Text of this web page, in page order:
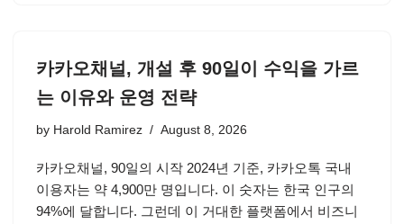
카카오채널, 개설 후 90일이 수익을 가르
는 이유와 운영 전략
by Harold Ramirez August 8, 2026
카카오채널, 90일의 시작 2024년 기준, 카카오톡 국내
이용자는 약 4,900만 명입니다. 이 숫자는 한국 인구의
94%에 달합니다. 그런데 이 거대한 플랫폼에서 비즈니